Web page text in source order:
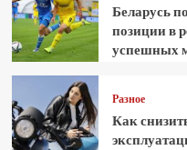
Беларусь
позиции в
успешных
Разное
Как